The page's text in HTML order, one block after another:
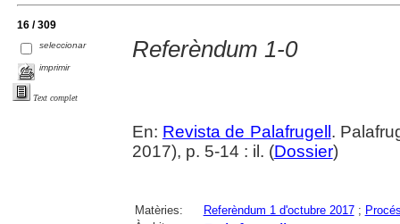
16 / 309
seleccionar
imprimir
Text complet
Referèndum 1-0
En: Revista de Palafrugell.
2017), p. 5-14 : il. (Dossier)
Matèries: Referèndum 1 d'octubre 2017;